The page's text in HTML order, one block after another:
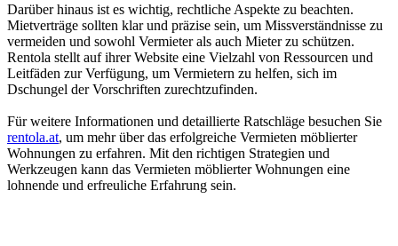
Darüber hinaus ist es wichtig, rechtliche Aspekte zu beachten.
Mietverträge sollten klar und präzise sein, um Missverständnisse zu
vermeiden und sowohl Vermieter als auch Mieter zu schützen.
Rentola stellt auf ihrer Website eine Vielzahl von Ressourcen und
Leitfäden zur Verfügung, um Vermietern zu helfen, sich im
Dschungel der Vorschriften zurechtzufinden.
Für weitere Informationen und detaillierte Ratschläge besuchen Sie
rentola.at, um mehr über das erfolgreiche Vermieten möblierter
Wohnungen zu erfahren. Mit den richtigen Strategien und
Werkzeugen kann das Vermieten möblierter Wohnungen eine
lohnende und erfreuliche Erfahrung sein.